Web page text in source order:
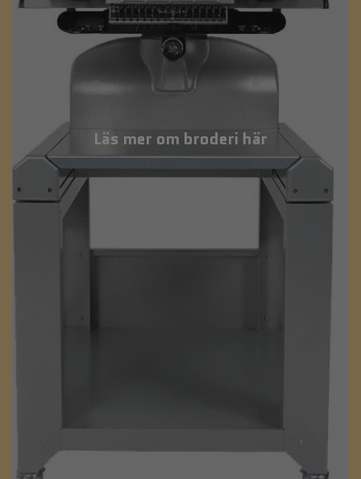
Läs mer om broderi här